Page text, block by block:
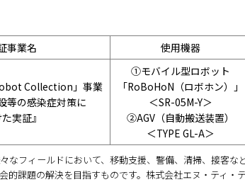
事業名 使用機器
Collection」事業
等の感染症対策に
実証』
①モバイル型ロボット
「RoBoHoN（ロボホン）」
＜SR-05M-Y＞
②AGV（自動搬送装置）
＜TYPE GL-A＞
なフィールドにおいて、移動支援、警備、清掃、接客な
的課題の解決を目指すものです。株式会社エヌ・ティ・